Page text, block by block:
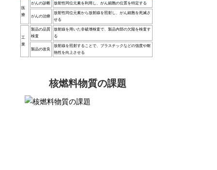
医
療
がんの診断 放射性同位元素を利用し、がん細胞の位置を特定する
がんの治療
放射性同位元素から放射線を照射し、がん細胞を死滅さ
せる
工
業
製品の品質
検査
放射線を用いた非破壊検査で、製品内部の欠陥を検査す
る
製品の改良
放射線を照射することで、プラスチックなどの強度や耐
熱性を向上させる
核燃料物質の課題